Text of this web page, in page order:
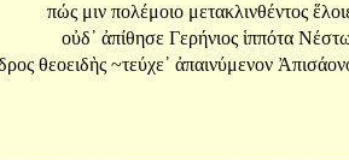
πώς μιν πολέμοιο μετακλινθέντος
οὐδ᾽ ἀπίθησε Γερήνιος ἱππότα
θεοειδὴς ~τεύχε᾽ ἀπαινύμενον